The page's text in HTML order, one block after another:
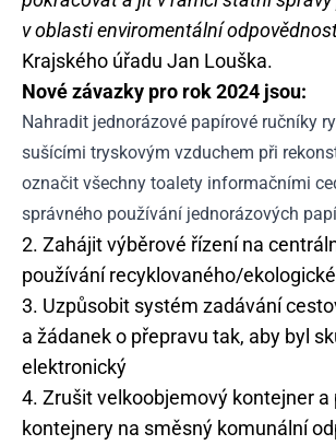
v oblasti enviromentální
Krajského úřadu Jan Louška.
Nové závazky pro rok 2024 jsou:
Nahradit jednorázové papírové ručníky
sušícími tryskovým vzduchem při
označit všechny toalety informačními
správného používání jednorázových
2. Zahájit výběrové řízení na
používání recyklovaného/
3. Uzpůsobit systém zadávání
a žádanek o přepravu tak, aby byl
elektronický
4. Zrušit velkoobjemový kontejner a
kontejnery na směsný komunální